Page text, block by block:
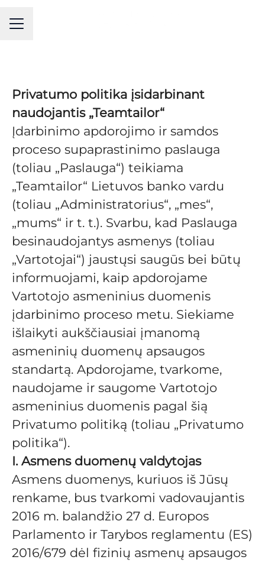
KARJEROS MENIU
Privatumo politika įsidarbinant
naudojantis „Teamtailor“
Įdarbinimo apdorojimo ir samdos
proceso supaprastinimo paslauga
(toliau „Paslauga“) teikiama
„Teamtailor“ Lietuvos banko vardu
(toliau „Administratorius“, „mes“,
„mums“ ir t. t.). Svarbu, kad Paslauga
besinaudojantys asmenys (toliau
„Vartotojai“) jaustųsi saugūs bei būtų
informuojami, kaip apdorojame
Vartotojo asmeninius duomenis
įdarbinimo proceso metu. Siekiame
išlaikyti aukščiausiai įmanomą
asmeninių duomenų apsaugos
standartą. Apdorojame, tvarkome,
naudojame ir saugome Vartotojo
asmeninius duomenis pagal šią
Privatumo politiką (toliau „Privatumo
politika“).
I. Asmens duomenų valdytojas
Asmens duomenys, kuriuos iš Jūsų
renkame, bus tvarkomi vadovaujantis
2016 m. balandžio 27 d. Europos
Parlamento ir Tarybos reglamentu (ES)
2016/679 dėl fizinių asmenų apsaugos